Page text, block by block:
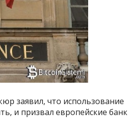
заявил, что использование
и призвал европейские